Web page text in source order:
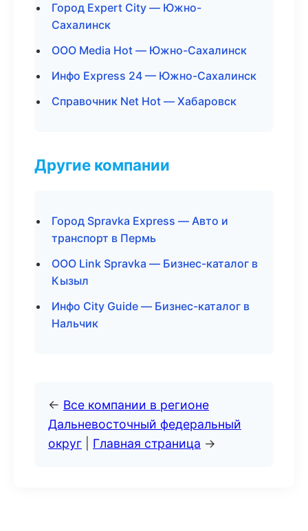
Город Expert City — Южно-
Сахалинск
ООО Media Hot — Южно-Сахалинск
Инфо Express 24 — Южно-Сахалинск
Справочник Net Hot — Хабаровск
Другие компании
Город Spravka Express — Авто и
транспорт в Пермь
ООО Link Spravka — Бизнес-каталог в
Кызыл
Инфо City Guide — Бизнес-каталог в
Нальчик
← Все компании в регионе
Дальневосточный федеральный
округ
Главная страница →